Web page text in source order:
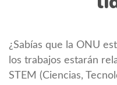
¿Sabías que la ONU
los trabajos estarán
STEM (Ciencias,